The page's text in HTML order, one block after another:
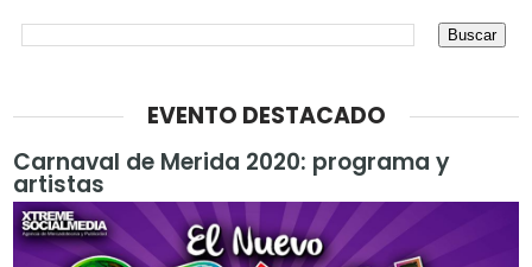
EVENTO DESTACADO
Carnaval de Merida 2020: programa y
artistas